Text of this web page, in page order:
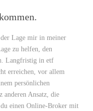
Lage mir in meiner
zu helfen, den
Langfristig in etf
erreichen, vor allem
persönlichen
Ansatz, die
einen Online-Broker mit